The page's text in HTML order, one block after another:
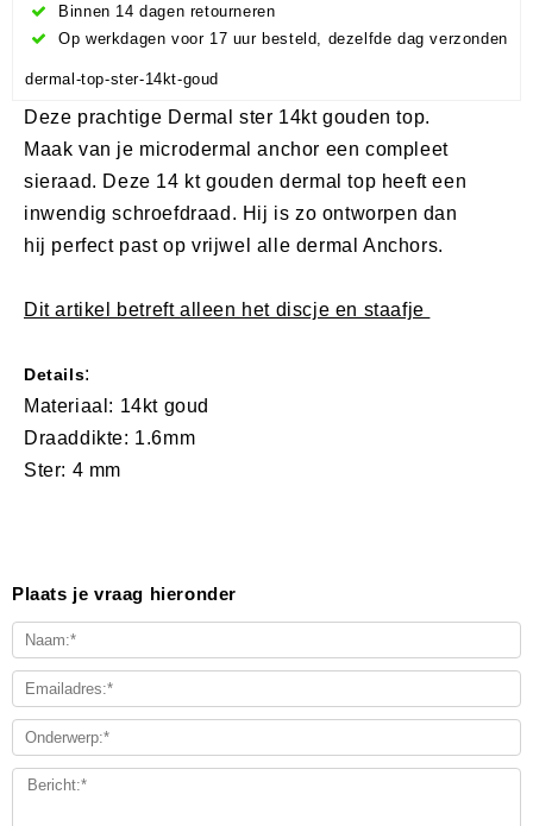
Binnen 14 dagen retourneren
Op werkdagen voor 17 uur besteld, dezelfde dag verzonden
dermal-top-ster-14kt-goud
Deze prachtige Dermal ster 14kt gouden top.
Maak van je microdermal anchor een compleet
sieraad. Deze 14 kt gouden dermal top heeft een
inwendig schroefdraad. Hij is zo ontworpen dan
hij perfect past op vrijwel alle dermal Anchors.
Dit artikel betreft alleen het discje en staafje
Details:
Materiaal: 14kt goud
Draaddikte: 1.6mm
Ster: 4 mm
Plaats je vraag hieronder